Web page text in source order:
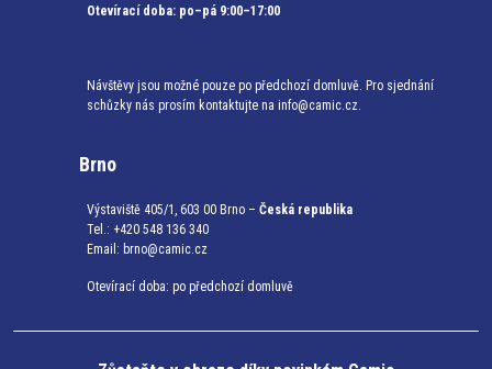
Otevírací doba: po–pá 9:00–17:00
Návštěvy jsou možné pouze po předchozí domluvě. Pro sjednání
schůzky nás prosím kontaktujte na info@camic.cz.
Brno
Výstaviště 405/1, 603 00 Brno – Česká republika
Tel.: +420 548 136 340
Email: brno@camic.cz
Otevírací doba: po předchozí domluvě